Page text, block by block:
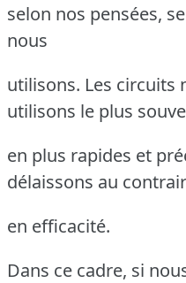
selon nos pensées,
nous
utilisons. Les circuits
utilisons le plus
en plus rapides et
délaissons au
en efficacité.
Dans ce cadre, si